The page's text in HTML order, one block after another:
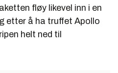
fløy likevel inn i en
etter å ha truffet Apollo
helt ned til